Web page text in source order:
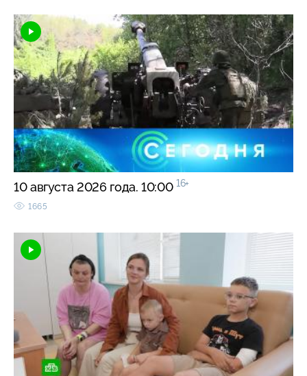
10 августа 2026 года. 10:00 16+
1665